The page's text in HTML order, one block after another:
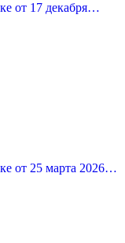
от 17 декабря…
от 25 марта 2026…